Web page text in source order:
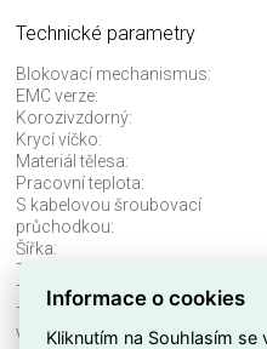
Technické parametry
Blokovací mechanismus:
EMC verze:
Korozivzdorný:
Krycí víčko:
Materiál tělesa:
Pracovní teplota:
S kabelovou šroubovací
průchodkou:
Šířka:
Třída hořlavosti izol mat. UL94:
Typ krytí (IP), připojené:
Typ pouzdra:
Výška:
Informace o cookies
Kliknutím na Souhlasím